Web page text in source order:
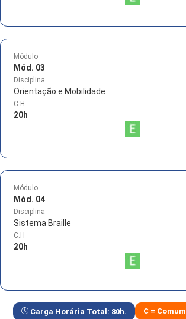
Módulo
Mód. 03
Disciplina
Orientação e Mobilidade
C.H
20h
Módulo
Mód. 04
Disciplina
Sistema Braille
C.H
20h
Carga Horária Total: 80h. C = Comum